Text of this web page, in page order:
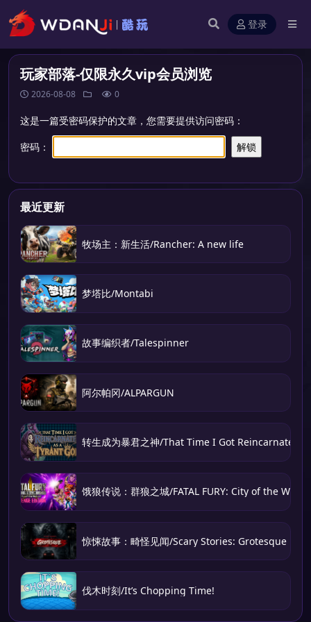
登录
玩家部落-仅限永久vip会员浏览
2026-08-08 0
这是一篇受密码保护的文章，您需要提供访问密码：
密码：
最近更新
牧场主：新生活/Rancher: A new life
梦塔比/Montabi
故事编织者/Talespinner
阿尔帕冈/ALPARGUN
转生成为暴君之神/That Time I Got Reincarnated
饿狼传说：群狼之城/FATAL FURY: City of the
惊悚故事：畸怪见闻/Scary Stories: Grotesque
伐木时刻/It’s Chopping Time!